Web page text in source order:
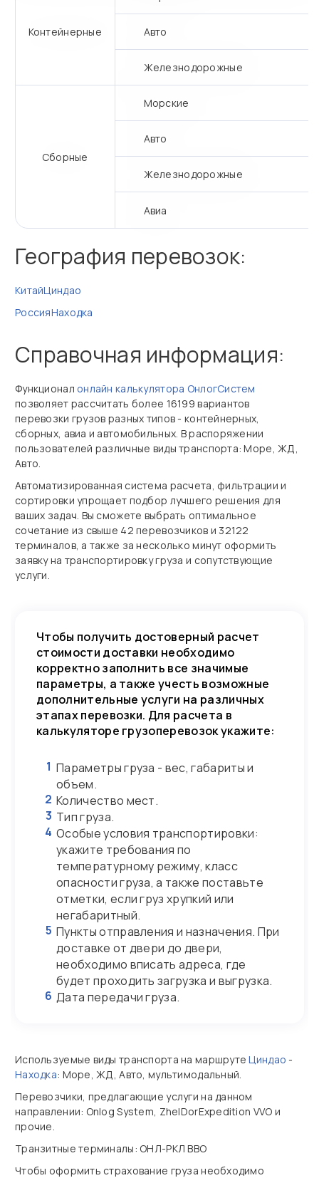
Контейнерные Авто
Железнодорожные
Сборные
Морские
Авто
Железнодорожные
Авиа
География перевозок:
КитайЦиндао
РоссияНаходка
Справочная информация:
Функционал онлайн калькулятора ОнлогСистем
позволяет рассчитать более 16199 вариантов
перевозки грузов разных типов - контейнерных,
сборных, авиа и автомобильных. В распоряжении
пользователей различные виды транспорта: Море, ЖД,
Авто.
Автоматизированная система расчета, фильтрации и
сортировки упрощает подбор лучшего решения для
ваших задач. Вы сможете выбрать оптимальное
сочетание из свыше 42 перевозчиков и 32122
терминалов, а также за несколько минут оформить
заявку на транспортировку груза и сопутствующие
услуги.
Чтобы получить достоверный расчет
стоимости доставки необходимо
корректно заполнить все значимые
параметры, а также учесть возможные
дополнительные услуги на различных
этапах перевозки. Для расчета в
калькуляторе грузоперевозок укажите:
1 Параметры груза - вес, габариты и
объем.
2 Количество мест.
3 Тип груза.
4 Особые условия транспортировки:
укажите требования по
температурному режиму, класс
опасности груза, а также поставьте
отметки, если груз хрупкий или
негабаритный.
5 Пункты отправления и назначения. При
доставке от двери до двери,
необходимо вписать адреса, где
будет проходить загрузка и выгрузка.
6 Дата передачи груза.
Используемые виды транспорта на маршрутеЦиндао -
Находка: Море, ЖД, Авто, мультимодальный.
Перевозчики, предлагающие услуги на данном
направлении: Onlog System, ZhelDorExpedition VVO и
прочие.
Транзитные терминалы: ОНЛ-РКЛ ВВО
Чтобы оформить страхование груза необходимо